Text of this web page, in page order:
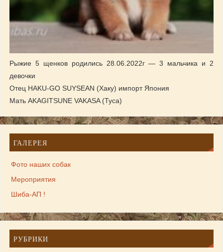
Рыжие 5 щенков родились 28.06.2022г — 3 мальчика и 2
девочки
Отец HAKU-GO SUYSEAN (Хаку) импорт Япония
Мать AKAGITSUNE VAKASA (Туса)
ГАЛЕРЕЯ
Фото наших собак
Мероприятия
Шиба-АП !
РУБРИКИ